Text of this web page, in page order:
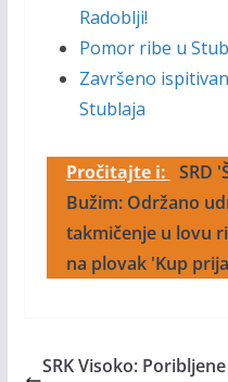
Radoblji!
Pomor ribe u
Završeno
Stublaja
Pročitajte i: SRD
Bužim: Održano
takmičenje u lovu
na plovak 'Kup
SRK Visoko: